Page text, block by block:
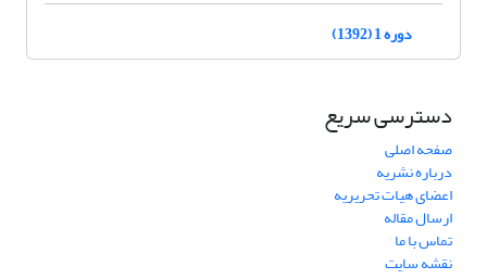
دوره 1 (1392)
دسترسی سریع
صفحه اصلی
درباره نشریه
اعضای هیات تحریریه
ارسال مقاله
تماس با ما
نقشه سایت